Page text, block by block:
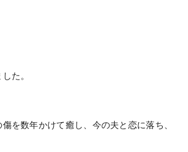
た。
を数年かけて癒し、今の夫と恋に落ち、